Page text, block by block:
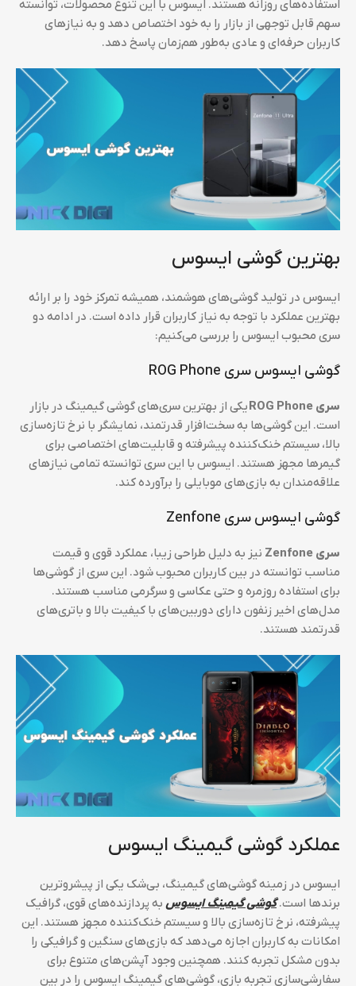
استفاده‌های روزانه هستند. ایسوس با این تنوع محصولات، توانسته
سهم قابل توجهی از بازار را به خود اختصاص دهد و به نیازهای
کاربران حرفه‌ای و عادی به‌طور هم‌زمان پاسخ دهد.
بهترین گوشی ایسوس
ایسوس در تولید گوشی‌های هوشمند، همیشه تمرکز خود را بر ارائه
بهترین عملکرد با توجه به نیاز کاربران قرار داده است. در ادامه دو
سری محبوب ایسوس را بررسی می‌کنیم:
گوشی ایسوس سری ROG Phone
سری ROG Phone
یکی از بهترین سری‌های گوشی گیمینگ در بازار
است. این گوشی‌ها به سخت‌افزار قدرتمند، نمایشگر با نرخ تازه‌سازی
بالا، سیستم خنک‌کننده پیشرفته و قابلیت‌های اختصاصی برای
گیمرها مجهز هستند. ایسوس با این سری توانسته تمامی نیازهای
علاقه‌مندان به بازی‌های موبایلی را برآورده کند.
گوشی ایسوس سری Zenfone
سری Zenfone
نیز به دلیل طراحی زیبا، عملکرد قوی و قیمت
مناسب توانسته در بین کاربران محبوب شود. این سری از گوشی‌ها
برای استفاده روزمره و حتی عکاسی و سرگرمی مناسب هستند.
مدل‌های اخیر زنفون دارای دوربین‌های با کیفیت بالا و باتری‌های
قدرتمند هستند.
عملکرد گوشی گیمینگ ایسوس
ایسوس در زمینه گوشی‌های گیمینگ، بی‌شک یکی از پیشروترین
برندها است.گوشی‌ گیمینگ ایسوس به پردازنده‌های قوی، گرافیک
پیشرفته، نرخ تازه‌سازی بالا و سیستم خنک‌کننده مجهز هستند. این
امکانات به کاربران اجازه می‌دهد که بازی‌های سنگین و گرافیکی را
بدون مشکل تجربه کنند. همچنین وجود آپشن‌های متنوع برای
سفارشی‌سازی تجربه بازی، گوشی‌های گیمینگ ایسوس را در بین